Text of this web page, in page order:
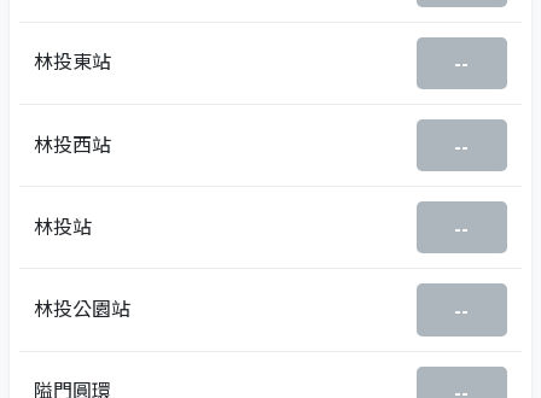
林投東站 --
林投西站 --
林投站 --
林投公園站 --
隘門圓環